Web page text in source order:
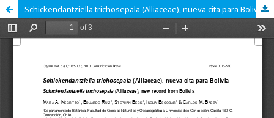
Schickendantziella trichosepala (Alliaceae), nueva cita para Bolivia